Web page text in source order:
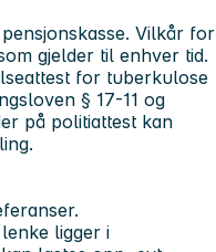
Vilkår for
gjelder til enhver tid.
for tuberkulose
§ 17-11 og
på politiattest kan
ligger i